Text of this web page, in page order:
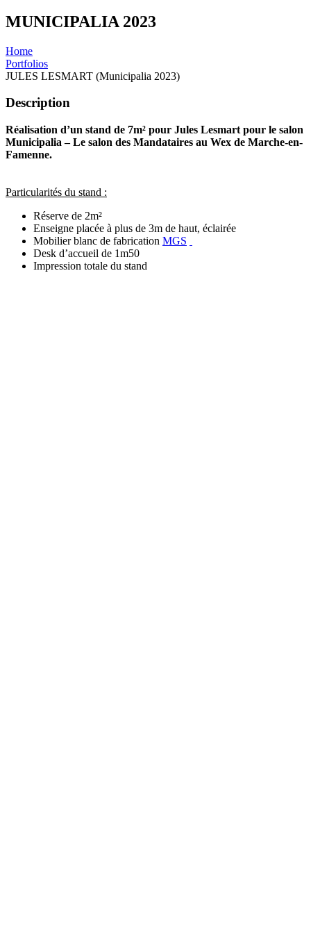
MUNICIPALIA 2023
Home
Portfolios
JULES LESMART (Municipalia 2023)
Description
Réalisation d’un stand de 7m² pour Jules Lesmart pour le salon
Municipalia – Le salon des Mandataires au Wex de Marche-en-
Famenne.
Particularités du stand :
Réserve de 2m²
Enseigne placée à plus de 3m de haut, éclairée
Mobilier blanc de fabrication MGS
Desk d’accueil de 1m50
Impression totale du stand